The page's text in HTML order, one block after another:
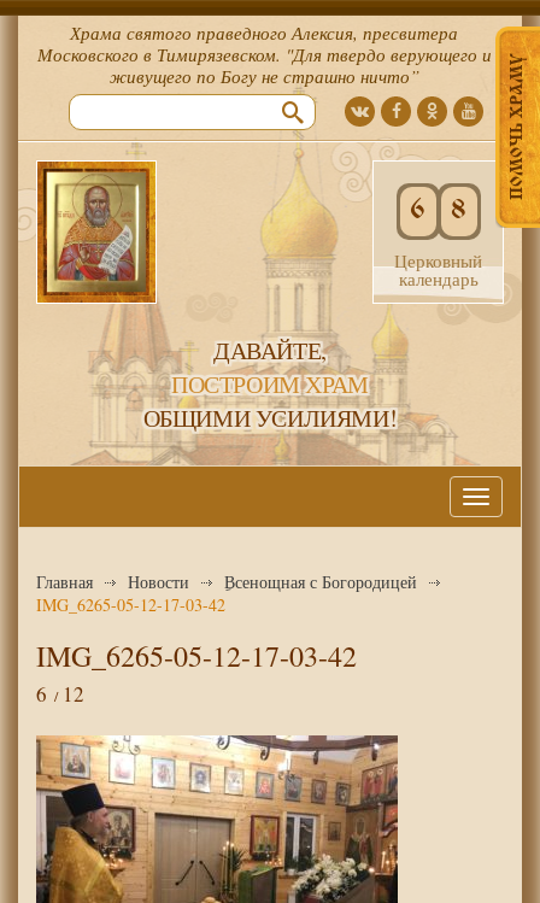
ПОМОЧЬ ХРАМУ
Храма святого праведного Алексия, пресвитера
Московского в Тимирязевском. "Для твердо верующего и
живущего по Богу не страшно ничто”
6 8
Церковный
календарь
ДАВАЙТЕ,
ПОСТРОИМ ХРАМ
ОБЩИМИ УСИЛИЯМИ!
Меню
Главная Новости
ِВсенощная с Богородицей
IMG_6265-05-12-17-03-42
IMG_6265-05-12-17-03-42
6 12